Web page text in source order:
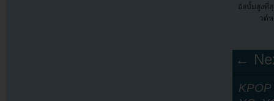
อัลบั้มสูงที่
วต์
←